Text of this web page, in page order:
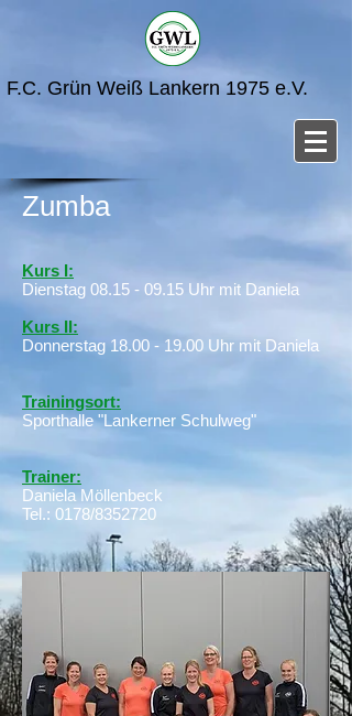
F.C. Grün Weiß Lankern 1975 e.V.
Zumba
Kurs I:
Dienstag 08.15 - 09.15 Uhr mit Daniela
Kurs II:
Donnerstag 18.00 - 19.00 Uhr mit Daniela
Trainingsort:
Sporthalle "Lankerner Schulweg"
Trainer:
Daniela Möllenbeck
Tel.: 0178/8352720